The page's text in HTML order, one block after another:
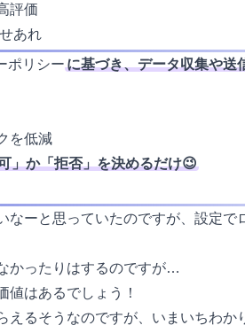
評価
あれ
ポリシーに基づき、データ収集や送
を低減
」か「拒否」を決めるだけ😉
なーと思っていたのですが、設定
かったりはするのですが…
値はあるでしょう！
えるそうなのですが、いまいちわか